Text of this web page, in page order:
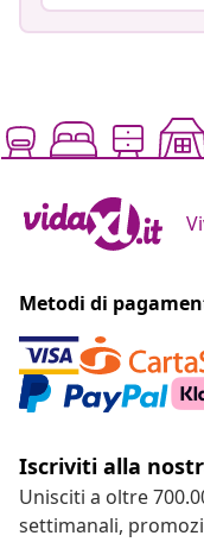
Metodi di
Iscriviti alla
Unisciti a oltre
settimanali,